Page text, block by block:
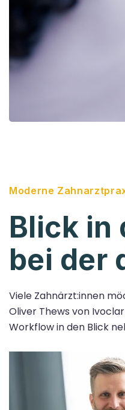
Moderne
Blick in
bei der
Viele Zahnärzt:innen
Oliver Thews von
Workflow in den Blick